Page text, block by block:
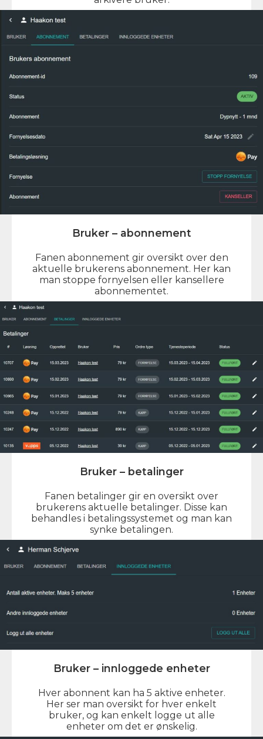
Bruker – abonnement
Fanen abonnement gir oversikt over den
aktuelle brukerens abonnement. Her kan
man stoppe fornyelsen eller kansellere
abonnementet.
Bruker – betalinger
Fanen betalinger gir en oversikt over
brukerens aktuelle betalinger. Disse kan
behandles i betalingssystemet og man kan
synke betalingen.
Bruker – innloggede enheter
Hver abonnent kan ha 5 aktive enheter.
Her ser man oversikt for hver enkelt
bruker, og kan enkelt logge ut alle
enheter om det er ønskelig.